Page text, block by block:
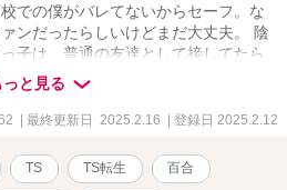
での僕がバレてないからセーフ。な
ンだったらしいけどまだ大丈夫。 陰
子は、普通の友達として接してたら
くなったら距離感バグる子って居る
い。 さらに学年の清楚系高嶺の花さ
になってる。放課後の姿で助けるこ
し、だいたい僕は演技とか得意で――
。 ま、まあ大丈夫、今世の僕は女だ
っと見る
| 最終更新日 2025.2.16 | 登録日 2025.2.12
TS TS転生 百合